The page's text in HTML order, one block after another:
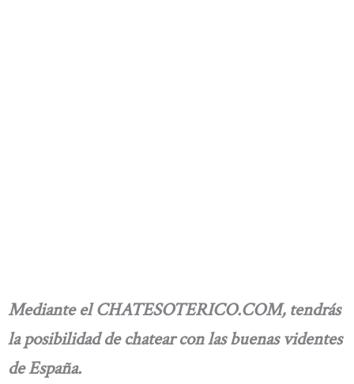
Mediante el CHATESOTERICO.COM, tendrás
la posibilidad de chatear con las buenas videntes
de España.